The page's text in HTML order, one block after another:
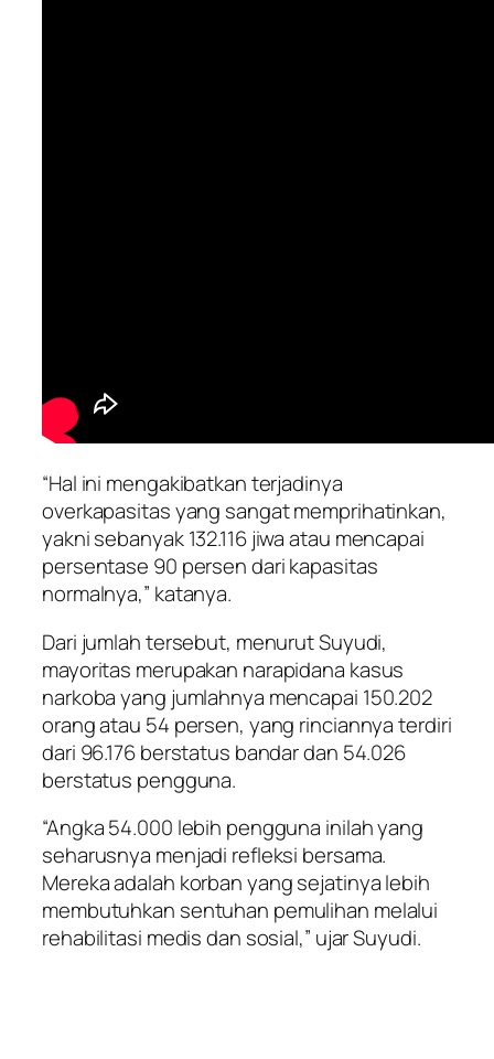
“Hal ini mengakibatkan terjadinya
overkapasitas yang sangat memprihatinkan,
yakni sebanyak 132.116 jiwa atau mencapai
persentase 90 persen dari kapasitas
normalnya,” katanya.
Dari jumlah tersebut, menurut Suyudi,
mayoritas merupakan narapidana kasus
narkoba yang jumlahnya mencapai 150.202
orang atau 54 persen, yang rinciannya terdiri
dari 96.176 berstatus bandar dan 54.026
berstatus pengguna.
“Angka 54.000 lebih pengguna inilah yang
seharusnya menjadi refleksi bersama.
Mereka adalah korban yang sejatinya lebih
membutuhkan sentuhan pemulihan melalui
rehabilitasi medis dan sosial,” ujar Suyudi.